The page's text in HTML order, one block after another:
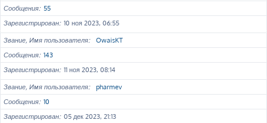
Сообщения
55
Зарегистрирован 10 ноя 2023, 06:55
Звание, Имя пользователя
OwaisKT
Сообщения 143
Зарегистрирован 11 ноя 2023, 08:14
Звание, Имя пользователя
pharmev
Сообщения 10
Зарегистрирован 05 дек 2023, 21:13